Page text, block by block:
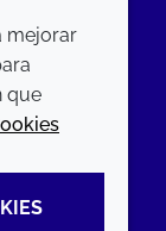
conditions
mejorar
que